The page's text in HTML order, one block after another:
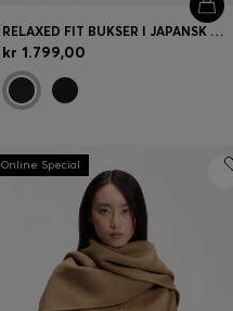
RELAXED FIT BUKSER I JAPANSK CREPE
kr 1.799,00
Online Special